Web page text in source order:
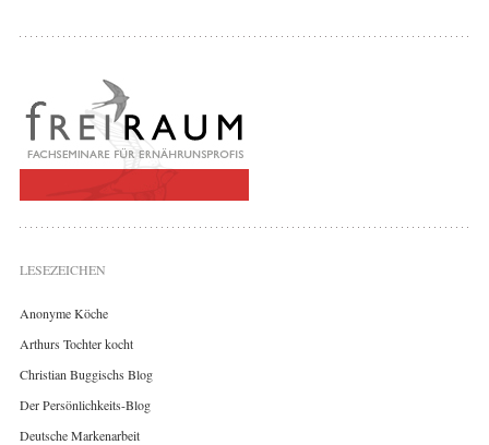
LESEZEICHEN
Anonyme Köche
Arthurs Tochter kocht
Christian Buggischs Blog
Der Persönlichkeits-Blog
Deutsche Markenarbeit